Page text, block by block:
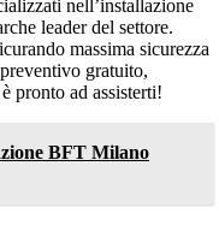
nell’installazione
leader del settore.
massima sicurezza
gratuito,
pronto ad assisterti!
BFT Milano